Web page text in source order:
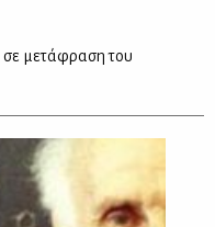
σε μετάφραση του